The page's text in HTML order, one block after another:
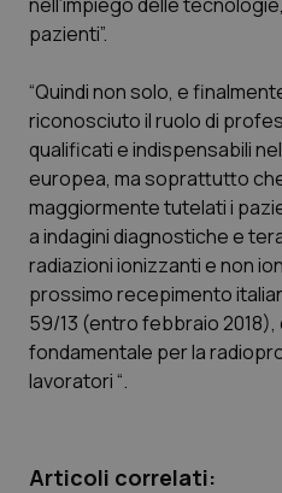
Friuli Venezia Giulia
Lazio
Liguria
Lombardia
Marche
Dermatite Atopica
Diabete & glucometri
Disturbi dell’umore
Dolore
Donna & Salute
pazienti”.
“Quindi non solo, e
riconosciuto il ruolo di
qualificati e indispensabili
europea, ma soprattutto
maggiormente tutelati i
a indagini diagnostiche e
radiazioni ionizzanti e non
prossimo recepimento
59/13 (entro febbraio
fondamentale per la
lavoratori “.
Articoli correlati: